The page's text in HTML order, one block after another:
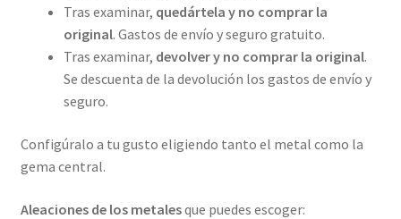
Tras examinar, quedártela y no comprar la
original. Gastos de envío y seguro gratuito.
Tras examinar, devolver y no comprar la original.
Se descuenta de la devolución los gastos de envío y
seguro.
Configúralo a tu gusto eligiendo tanto el metal como la
gema central.
Aleaciones de los metalesque puedes escoger: